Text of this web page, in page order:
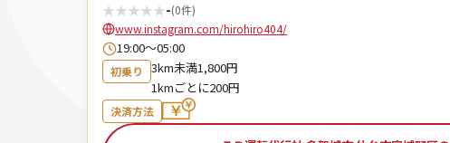
★★★★★-(0件)
www.instagram.com/hirohiro404/
19:00～05:00
初乗り
3km未満1,800円
1kmごとに200円
決済方法